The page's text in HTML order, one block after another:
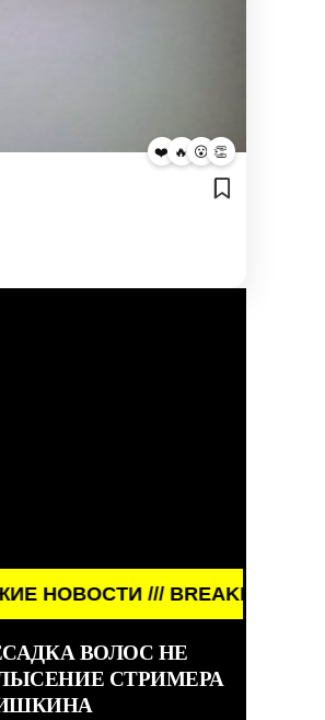
❤️ 🔥 😮 👏
/// BREAKING NEWS ///
ВОЛОС НЕ
СТРИМЕРА